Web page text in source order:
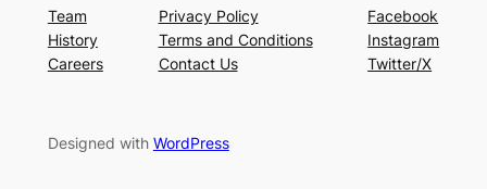
Team
History
Careers
Privacy Policy
Terms and Conditions
Contact Us
Facebook
Instagram
Twitter/X
Designed with WordPress